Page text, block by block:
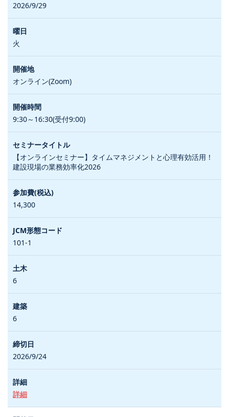
2026/9/29
火
オンライン(Zoom)
9:30～16:30(受付9:00)
【オンラインセミナー】タイムマネジメントと心理有効活用！
建設現場の業務効率化2026
14,300
101-1
6
6
2026/9/24
詳細